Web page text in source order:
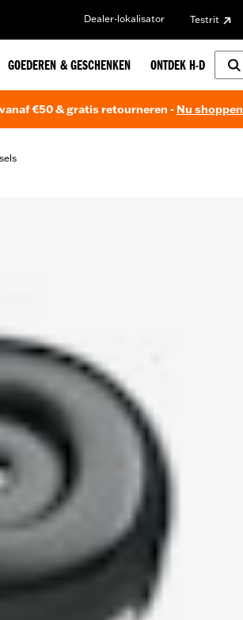
Dealer-lokalisator Testrit
GOEDEREN & GESCHENKEN ONTDEK H-D
€50 & gratis retourneren - Nu shoppen